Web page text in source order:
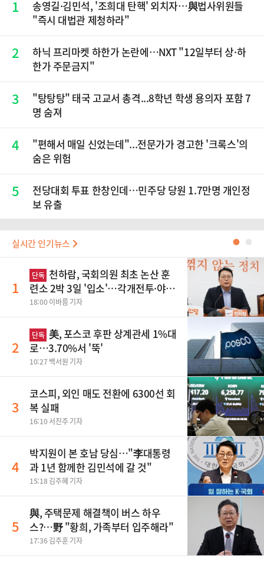
1
송영길·김민석, '조희대 탄핵' 외치자…與법사위원들
"즉시 대법관 제청하라"
2
하닉 프리마켓 하한가 논란에…NXT "12일부터 상·하
한가 주문금지"
3
"탕탕탕" 태국 고교서 총격...8학년 학생 용의자 포함 7
명 숨져
4
"편해서 매일 신었는데"...전문가가 경고한 '크록스'의
숨은 위험
5
전당대회 투표 한창인데…민주당 당원 1.7만명 개인정
보 유출
실시간 인기뉴스 ●
1
단독 천하람, 국회의원 최초 논산 훈
련소 2박 3일 '입소'…각개전투·야간
행군 한다
18:00 이바름 기자
2
단독 美, 포스코 후판 상계관세 1%대
로…3.70%서 '뚝'
10:27 백서원 기자
3
코스피, 외인 매도 전환에 6300선 회
복 실패
16:10 서진주 기자
4
박지원이 본 호남 당심…"李대통령
과 1년 함께한 김민석에 갈 것"
15:18 김주혜 기자
5
與, 주택문제 해결책이 버스 하우
스?…野 "황희, 가족부터 입주해라"
17:36 김주훈 기자